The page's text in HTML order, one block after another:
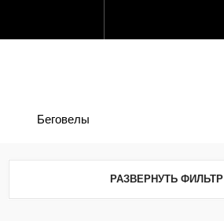
Беговелы
РАЗВЕРНУТЬ ФИЛЬТР